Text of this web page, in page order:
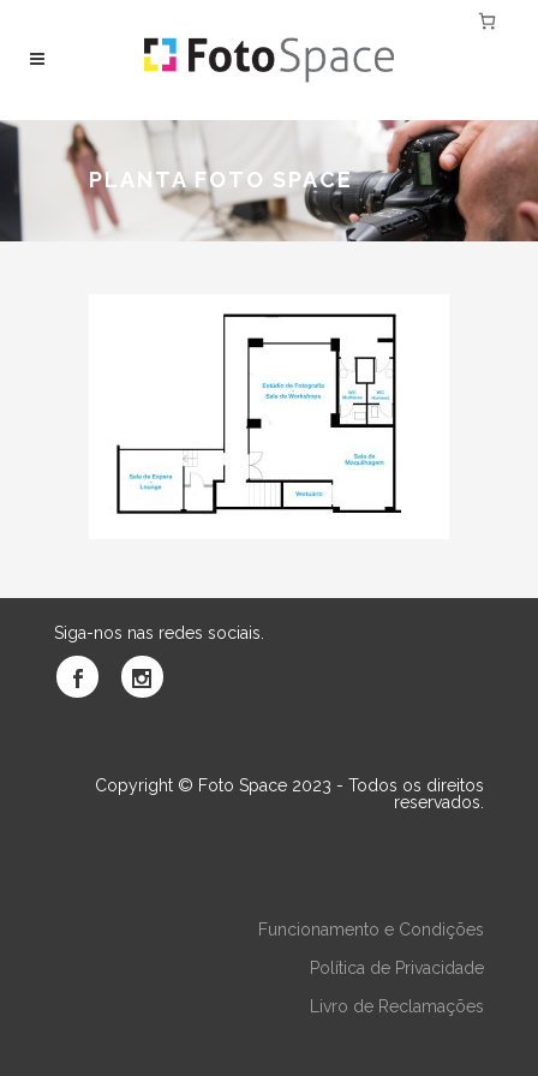
PLANTA FOTO SPACE
Siga-nos nas redes sociais.
Copyright © Foto Space 2023 - Todos os direitos
reservados.
Funcionamento e Condições
Política de Privacidade
Livro de Reclamações